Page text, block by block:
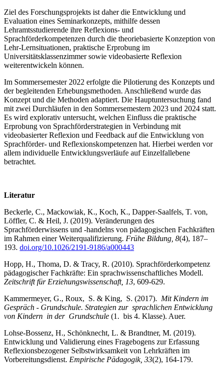
Ziel des Forschungsprojekts ist daher die Entwicklung und
Evaluation eines Seminarkonzepts, mithilfe dessen
Lehramtsstudierende ihre Reflexions- und
Sprachförderkompetenzen durch die theoriebasierte Konzeption von
Lehr-Lernsituationen, praktische Erprobung im
Universitätsklassenzimmer sowie videobasierte Reflexion
weiterentwickeln können.
Im Sommersemester 2022 erfolgte die Pilotierung des Konzepts und
der begleitenden Erhebungsmethoden. Anschließend wurde das
Konzept und die Methoden adaptiert. Die Hauptuntersuchung fand
mit zwei Durchläufen in den Sommersemestern 2023 und 2024 statt.
Es wird explorativ untersucht, welchen Einfluss die praktische
Erprobung von Sprachförderstrategien in Verbindung mit
videobasierter Reflexion und Feedback auf die Entwicklung von
Sprachförder- und Reflexionskompetenzen hat. Hierbei werden vor
allem individuelle Entwicklungsverläufe auf Einzelfallebene
betrachtet.
Literatur
Beckerle, C., Mackowiak, K., Koch, K., Dapper-Saalfels, T. von,
Löffler, C. & Heil, J. (2019). Veränderungen des
Sprachförderwissens und -handelns von pädagogischen Fachkräften
im Rahmen einer Weiterqualifizierung. Frühe Bildung, 8(4), 187–
193. doi.org/10.1026/2191-9186/a000443
Hopp, H., Thoma, D. & Tracy, R. (2010). Sprachförderkompetenz
pädagogischer Fachkräfte: Ein sprachwissenschaftliches Modell.
Zeitschrift für Erziehungswissenschaft, 13, 609-629.
Kammermeyer, G., Roux, S. & King, S. (2017). Mit Kindern im
Gespräch - Grundschule. Strategien zur sprachlichen Entwicklung
von Kindern in der Grundschule (1. bis 4. Klasse). Auer.
Lohse-Bossenz, H., Schönknecht, L. & Brandtner, M. (2019).
Entwicklung und Validierung eines Fragebogens zur Erfassung
Reflexionsbezogener Selbstwirksamkeit von Lehrkräften im
Vorbereitungsdienst. Empirische Pädagogik, 33(2), 164-179.